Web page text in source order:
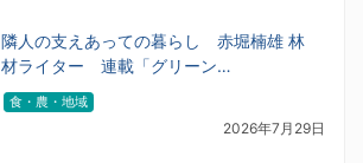
隣人の支えあっての暮らし 赤堀楠雄 林
材ライター 連載「グリーン…
食・農・地域
2026年7月29日